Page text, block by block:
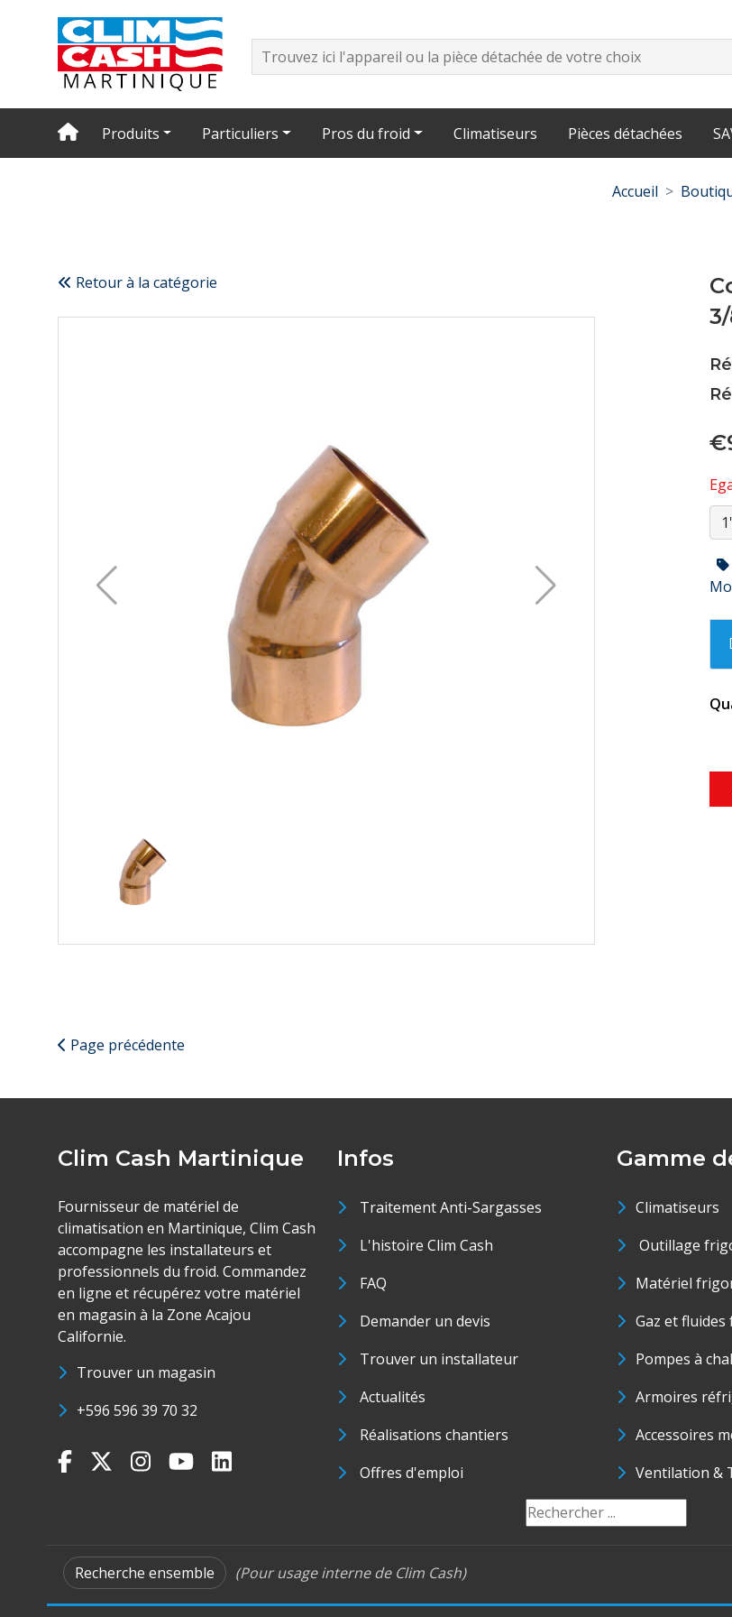
Produits Particuliers Pros du froid Climatiseurs Pièces détachées
Accueil
Retour à la catégorie
Page précédente
Clim Cash Martinique
Fournisseur de matériel de
climatisation en Martinique, Clim Cash
accompagne les installateurs et
professionnels du froid. Commandez
en ligne et récupérez votre matériel
en magasin à la Zone Acajou
Californie.
Trouver un magasin
+596 596 39 70 32
Infos
Traitement Anti-Sargasses
L'histoire Clim Cash
FAQ
Demander un devis
Trouver un installateur
Actualités
Réalisations chantiers
Offres d'emploi
Gamme
Climatiseurs
Outillage
Matériel
Gaz et
Pompes à
Armoires
Accessoires
Ventilation &
Recherche ensemble (Pour usage interne de Clim Cash)